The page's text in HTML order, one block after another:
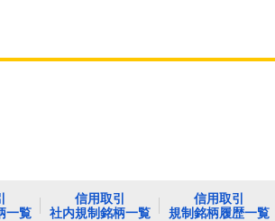
一覧
信用取引
社内規制銘柄一覧
信用取引
規制銘柄履歴一覧